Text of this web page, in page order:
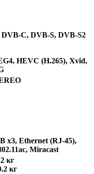
C, DVB-S, DVB-S2
HEVC (H.265), Xvid,
x3, Ethernet (RJ-45),
Miracast
кг
кг